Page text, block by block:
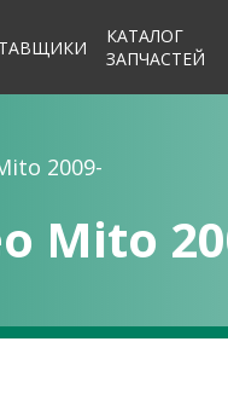
КАТАЛОГ
ЗАПЧАСТЕЙ
2009-
Mito